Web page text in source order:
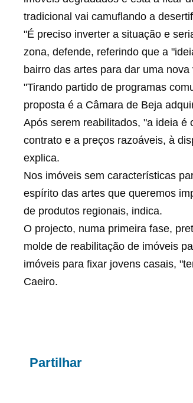
tradicional vai camuflando a
"É preciso inverter a situação e
zona, defende, referindo que a
bairro das artes para dar uma
"Tirando partido de programas
proposta é a Câmara de Beja
Após serem reabilitados, "a ideia
contrato e a preços razoáveis, à
explica.
Nos imóveis sem características
espírito das artes que queremos
de produtos regionais, indica.
O projecto, numa primeira fase,
molde de reabilitação de imóveis
imóveis para fixar jovens casais,
Caeiro.
Partilhar